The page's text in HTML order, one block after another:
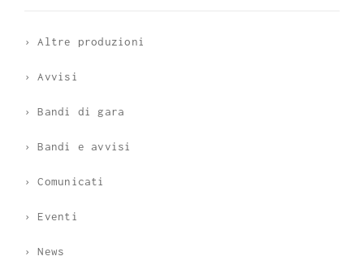
› Altre produzioni
› Avvisi
› Bandi di gara
› Bandi e avvisi
› Comunicati
› Eventi
› News